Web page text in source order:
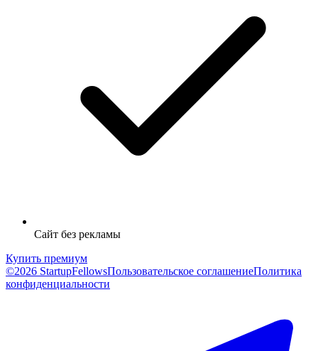
Сайт без рекламы
Купить премиум
©2026 StartupFellowsПользовательское соглашениеПолитика
конфиденциальности